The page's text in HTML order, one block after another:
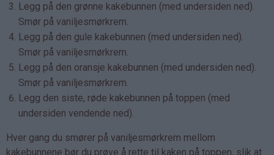
Legg på den grønne kakebunnen (med undersiden ned).
Smør på vaniljesmørkrem.
Legg på den gule kakebunnen (med undersiden ned).
Smør på vaniljesmørkrem.
Legg på den oransje kakebunnen (med undersiden ned).
Smør på vaniljesmørkrem.
Legg den siste, røde kakebunnen på toppen (med
undersiden vendende ned).
Hver gang du smører på vaniljesmørkrem mellom
kakebunnene bør du prøve å rette til kaken på toppen, slik at